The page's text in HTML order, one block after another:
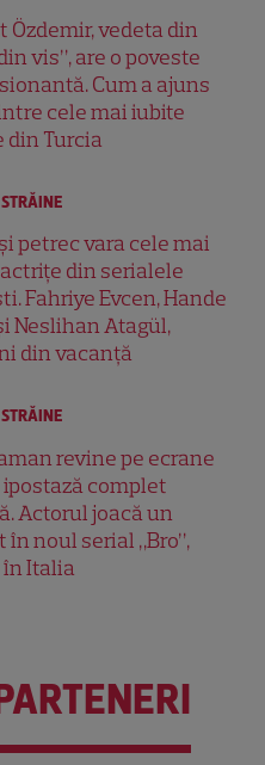
Özdemir, vedeta din
vis”, are o poveste
Cum a ajuns
cele mai iubite
din Turcia
petrec vara cele mai
din serialele
Fahriye Evcen, Hande
Neslihan Atagül,
din vacanță
revine pe ecrane
complet
Actorul joacă un
în noul serial „Bro”,
Italia